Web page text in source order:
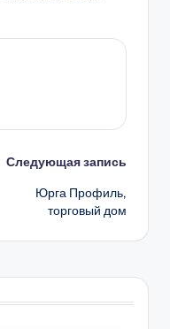
Следующая запись
Юрга Профиль,
торговый дом